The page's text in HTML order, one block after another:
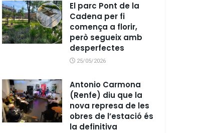
El parc Pont de la
Cadena per fi
comença a florir,
però segueix amb
desperfectes
25/05/2026
Antonio Carmona
(Renfe) diu que la
nova represa de les
obres de l’estació és
la definitiva